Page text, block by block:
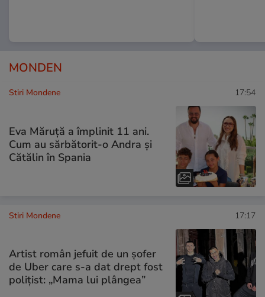
MONDEN
Stiri Mondene 17:54
Eva Măruță a împlinit 11 ani.
Cum au sărbătorit-o Andra și
Cătălin în Spania
Stiri Mondene 17:17
Artist român jefuit de un șofer
de Uber care s-a dat drept fost
polițist: „Mama lui plângea”